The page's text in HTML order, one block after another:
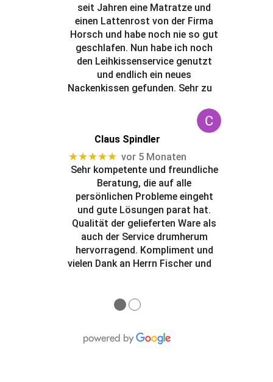
seit Jahren eine Matratze und
einen Lattenrost von der Firma
Horsch und habe noch nie so gut
geschlafen. Nun habe ich noch
den Leihkissenservice genutzt
und endlich ein neues
Nackenkissen gefunden. Sehr zu
Claus Spindler
★★★★★ vor 5 Monaten
Sehr kompetente und freundliche
Beratung, die auf alle
persönlichen Probleme eingeht
und gute Lösungen parat hat.
Qualität der gelieferten Ware als
auch der Service drumherum
hervorragend. Kompliment und
vielen Dank an Herrn Fischer und
●●